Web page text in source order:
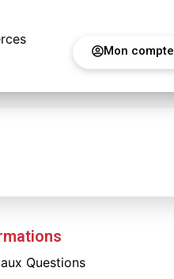
Mon compte
Questions